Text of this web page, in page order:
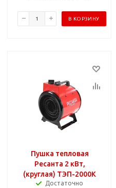
В КОРЗИНУ
Пушка тепловая
Ресанта 2 кВт,
(круглая) ТЭП-2000К
Достаточно